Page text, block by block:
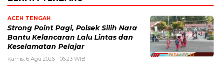
ACEH TENGAH
Strong Point Pagi, Polsek Silih Nara
Bantu Kelancaran Lalu Lintas dan
Keselamatan Pelajar
Kamis, 6 Agu 2026 - 06:23 WIB